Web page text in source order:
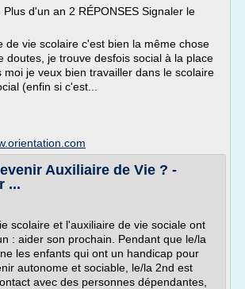
d'un an 2 RÉPONSES Signaler le
de vie scolaire c'est bien la même chose
doutes, je trouve desfois social à la place
moi je veux bien travailler dans le scolaire
(enfin si c'est...
Auxiliaire de Vie ? -
...
scolaire et l'auxiliaire de vie sociale ont
: aider son prochain. Pendant que le/la
les enfants qui ont un handicap pour
autonome et sociable, le/la 2nd est
avec des personnes dépendantes,